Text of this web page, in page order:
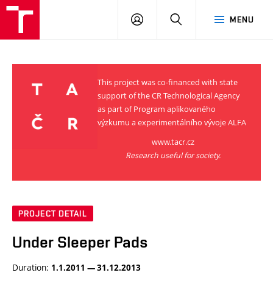
MENU
LOG
SEARCH
This project was co-financed with state
support of the CR Technological Agency
as part of Program aplikovaného
výzkumu a experimentálního vývoje ALFA
www.tacr.cz
Research useful for society.
PROJECT DETAIL
Under Sleeper Pads
Duration: 1.1.2011 — 31.12.2013